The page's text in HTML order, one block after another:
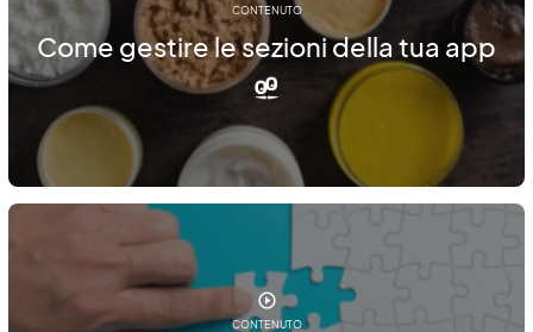
CONTENUTO
Come gestire le sezioni della tua app
CONTENUTO